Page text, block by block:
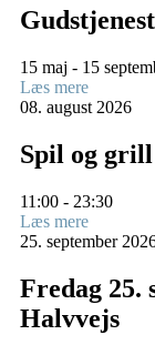
15 maj - 15
Læs mere
08. august 2026
Spil og grill
11:00 - 23:30
Læs mere
25. september
Fredag 25.
Halvvejs